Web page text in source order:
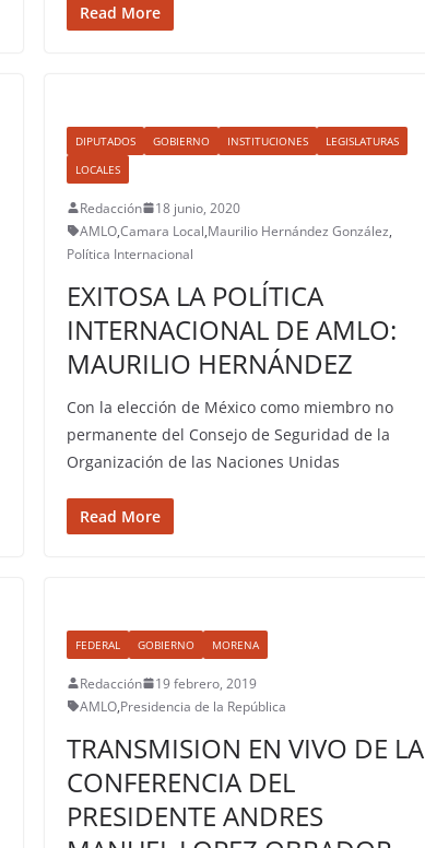
Read More
DIPUTADOS GOBIERNO INSTITUCIONES
LEGISLATURAS
LOCALES
Redacción
18 junio, 2020
AMLO,Camara Local,Maurilio Hernández González,
Política Internacional
EXITOSA LA POLÍTICA
INTERNACIONAL DE AMLO:
MAURILIO HERNÁNDEZ
Con la elección de México como miembro no
permanente del Consejo de Seguridad de la
Organización de las Naciones Unidas
Read More
FEDERAL GOBIERNO MORENA
Redacción
19 febrero, 2019
AMLO,Presidencia de la República
TRANSMISION EN VIVO DE LA
CONFERENCIA DEL
PRESIDENTE ANDRES